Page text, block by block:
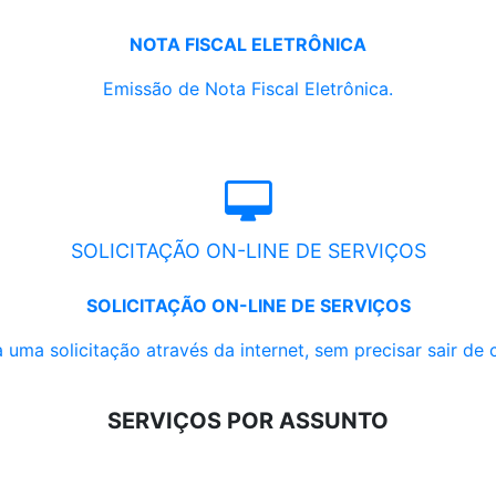
NOTA FISCAL ELETRÔNICA
Emissão de Nota Fiscal Eletrônica.
SOLICITAÇÃO ON-LINE DE SERVIÇOS
SOLICITAÇÃO ON-LINE DE SERVIÇOS
uma solicitação através da internet, sem precisar sair de
SERVIÇOS POR ASSUNTO